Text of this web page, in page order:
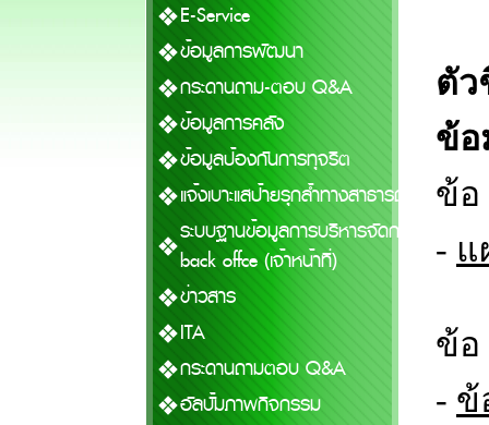
E-Service
ข้อมูลการพัฒนา
กระดานถาม-ตอบ Q&A
ข้อมูลการคลัง
ข้อมูลป้องกันการทุจริต
แจ้งเบาะแสป้ายรุกล้ำทางสาธารณะ
ระบบฐานข้อมูลการบริหารจัดการ
back offfice (เจ้าหน้าที่)
ข่าวสาร
ITA
กระดานถามตอบ Q&A
อัลบั้มภาพกิจกรรม
ตัว
ข้อ
ข้อ
- แ
ข้อ
- ข้